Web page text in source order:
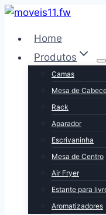
Pular
Conteúdo
Home
Produtos
Camas
Mesa de
Rack
Aparador
Escrivaninha
Mesa de Centro
Air Fryer
Estante para
Aromatizadores